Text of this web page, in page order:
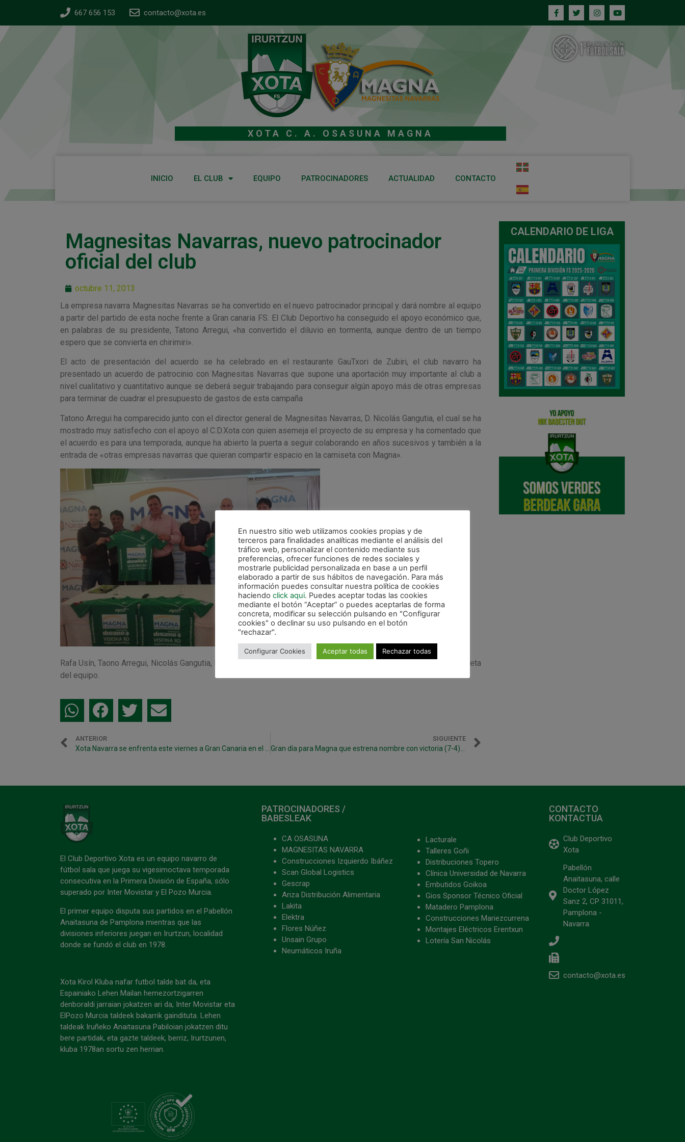
667 656 153 contacto@xota.es
XOTA C. A. OSASUNA MAGNA
INICIO EL CLUB EQUIPO PATROCINADORES ACTUALIDAD CONTACTO
Magnesitas Navarras, nuevo patrocinador
oficial del club
octubre 11, 2013
La empresa navarra Magnesitas Navarras se ha convertido en el nuevo patrocinador principal y dará nombre al equipo
a partir del partido de esta noche frente a Gran canaria FS. El Club Deportivo ha conseguido el apoyo económico que,
en palabras de su presidente, Tatono Arregui, «ha convertido el diluvio en tormenta, aunque dentro de un tiempo
espero que se convierta en chirimiri».
El acto de presentación del acuerdo se ha celebrado en el restaurante GauTxori de Zubiri, el club navarro ha
presentado un acuerdo de patrocinio con Magnesitas Navarras que supone una aportación muy importante al club a
nivel cualitativo y cuantitativo aunque se deberá seguir trabajando para conseguir algún apoyo más de otras empresas
para terminar de cuadrar el presupuesto de gastos de esta campaña
Tatono Arregui ha comparecido junto con el director general de Magnesitas Navarras, D. Nicolás Gangutia, el cual se ha
mostrado muy satisfecho con el apoyo al C.D.Xota con quien asemeja el proyecto de su empresa y ha comentado que
el acuerdo es para una temporada, aunque ha abierto la puerta a seguir colaborando en años sucesivos y también a la
entrada de «otras empresas navarras que quieran compartir espacio en la camiseta con Magna».
Rafa Usín, Taono Arregui, Nicolás Gangutia, Roberto Martil, Javi Eseverri e Imanol Arregui posan con la nueva camiseta
del equipo.
ANTERIOR SIGUIENTE
CALENDARIO DE LIGA
El Club Deportivo Xota es un equipo navarro de
fútbol sala que juega su vigesimoctava temporada
consecutiva en la Primera División de España, sólo
superado por Inter Movistar y El Pozo Murcia.
El primer equipo disputa sus partidos en el Pabellón
Anaitasuna de Pamplona mientras que las
divisiones inferiores juegan en Irurtzun, localidad
donde se fundó el club en 1978.
Xota Kirol Kluba nafar futbol talde bat da, eta
Espainiako Lehen Mailan hemezortzigarren
denboraldi jarraian jokatzen ari da, Inter Movistar eta
ElPozo Murcia taldeek bakarrik gaindituta. Lehen
taldeak Iruñeko Anaitasuna Pabiloian jokatzen ditu
bere partidak, eta gazte taldeek, berriz, Irurtzunen,
kluba 1978an sortu zen herrian.
PATROCINADORES /
BABESLEAK
CA OSASUNA
MAGNESITAS NAVARRA
Construcciones Izquierdo Ibáñez
Scan Global Logistics
Gescrap
Ariza Distribución Alimentaria
Lakita
Elektra
Flores Núñez
Unsain Grupo
Neumáticos Iruña
Lacturale
Talleres Goñi
Distribuciones Topero
Clínica Universidad de Navarra
Embutidos Goikoa
Gios Sponsor Técnico Oficial
Matadero Pamplona
Construcciones Mariezcurrena
Montajes Eléctricos Erentxun
Lotería San Nicolás
CONTACTO
KONTACTUA
Club Deportivo
Xota
Pabellón
Anaitasuna, calle
Doctor López
Sanz 2, CP 31011,
Pamplona -
Navarra
contacto@xota.es
En nuestro sitio web utilizamos cookies propias y de
terceros para finalidades analíticas mediante el análisis del
tráfico web, personalizar el contenido mediante sus
preferencias, ofrecer funciones de redes sociales y
mostrarle publicidad personalizada en base a un perfil
elaborado a partir de sus hábitos de navegación. Para más
información puedes consultar nuestra política de cookies
haciendo click aqui. Puedes aceptar todas las cookies
mediante el botón “Aceptar” o puedes aceptarlas de forma
concreta, modificar su selección pulsando en "Configurar
cookies" o declinar su uso pulsando en el botón
"rechazar".
Configurar Cookies Aceptar todas Rechazar todas